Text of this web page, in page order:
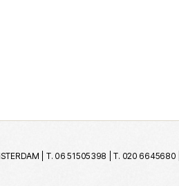
| T. 06 51505398 | T. 020 6645680 |